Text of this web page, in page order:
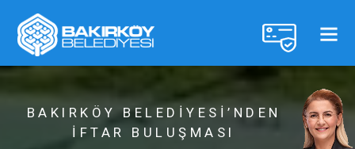
BAKIRKÖY BELEDİYESİ’NDEN
İFTAR BULUŞMASI